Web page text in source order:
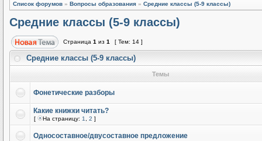
Список форумов » Вопросы образования » Средние классы (5-9 классы)
Средние классы (5-9 классы)
Страница 1 из 1 [ Тем: 14 ]
Средние классы (5-9 классы)
Темы
Фонетические разборы
Какие книжки читать?
[ На страницу: 1 2 ]
Односоставное/двусоставное предложение